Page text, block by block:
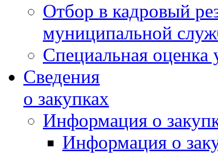
Отбор в кадровый
муниципальной
Специальная оценка
Сведения
о закупках
Информация о
Информация о